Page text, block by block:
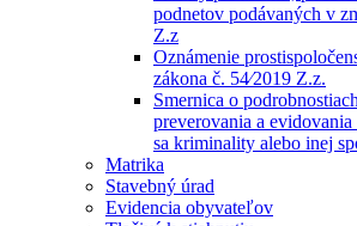
podnetov podávaných v
Z.z
Oznámenie
zákona č. 54⁄2019 Z.z.
Smernica o
preverovania a
sa kriminality alebo inej
Matrika
Stavebný úrad
Evidencia obyvateľov